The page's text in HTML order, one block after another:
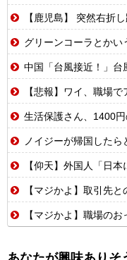
【鹿児島】 突然右折し路面電車
グリーンコーラとかい
中国「台風接近！」台風13号「三峡直撃予測」中国「上流大洪
【悲報】ワイ、職場
生活保護さん、1400円
ノイジーが帰国したらど
【仰天】外国人「日本に夢中
【マジかよ】取引先との接待に上司が乱入し「10億の
【マジかよ】職場のおっさんか